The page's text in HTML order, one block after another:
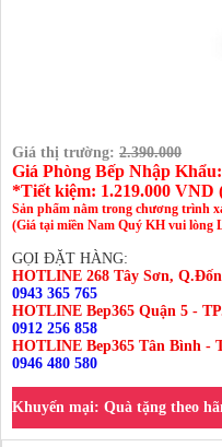
Giá thị trường: 2.390.000
Giá Phòng Bếp Nhập
*Tiết kiệm: 1.219.000 VND
Sản phẩm nằm trong chương trình
(Giá tại miền Nam Quý KH vui lòng
GỌI ĐẶT HÀNG:
HOTLINE 268 Tây Sơn,
0943 365 765
HOTLINE Bep365 Quận 5 -
0912 256 858
HOTLINE Bep365 Tân Bình -
0946 480 580
Khuyến mại: Quà tặng theo